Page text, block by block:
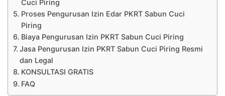
Cuci Piring
Proses Pengurusan Izin Edar PKRT Sabun Cuci
Piring
Biaya Pengurusan Izin PKRT Sabun Cuci Piring
Jasa Pengurusan Izin PKRT Sabun Cuci Piring Resmi
dan Legal
KONSULTASI GRATIS
FAQ